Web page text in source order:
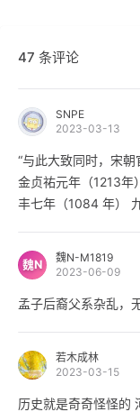
47 条评论
SNPE
2023-03-13
“与此大致同时，宋朝
金贞祐元年（1213年
丰七年（1084 年）
益于孟子政治地位的
成。这也就造成今天
后裔的孟氏
能从宋元时期寻找后
姓多源、一源多姓是
魏N
魏N-M1819
2023-06-09
孟子后裔父系杂乱，
若木成林
2023-03-15
历史就是奇奇怪怪的